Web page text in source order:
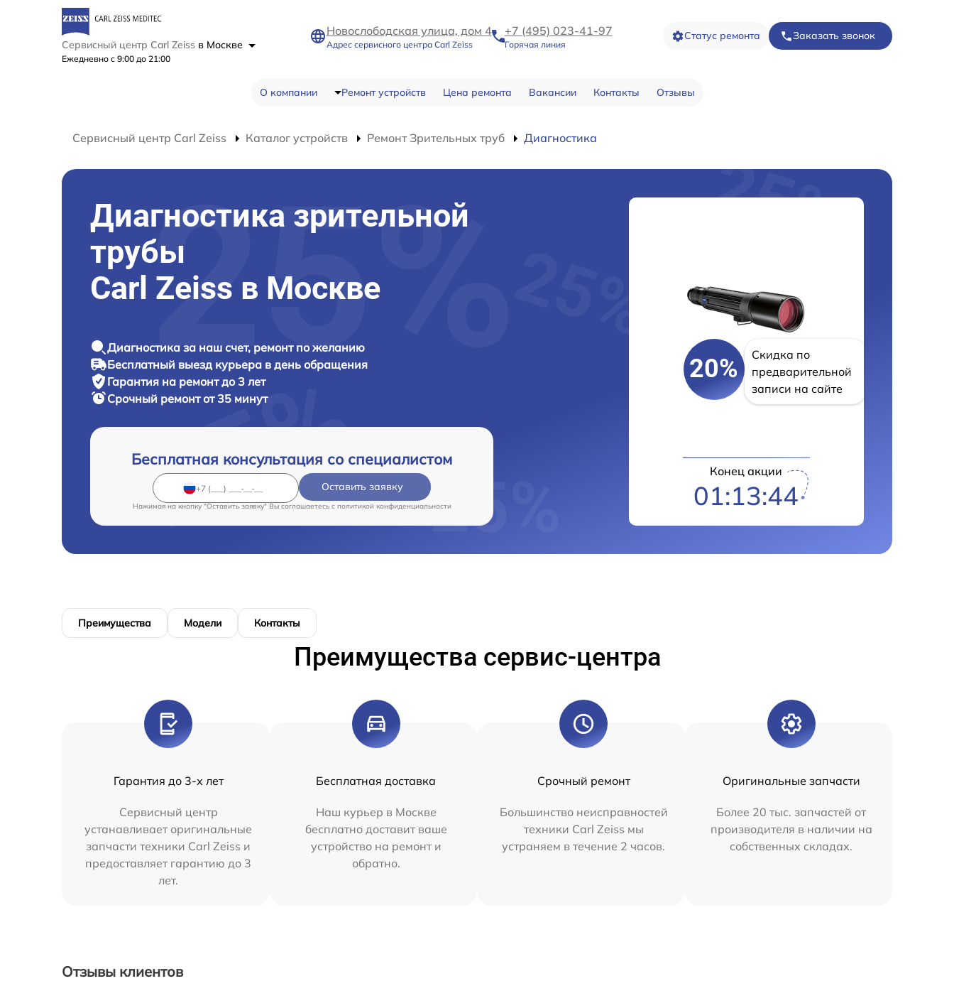
Сервисный центр Carl Zeiss в Москве
Ежедневно с 9:00 до 21:00
Новослободская улица, дом 4
Адрес сервисного центра Carl Zeiss
+7 (495) 023-41-97
Горячая линия
Статус ремонта Заказать звонок
О компании Ремонт устройств Цена ремонта Вакансии Контакты Отзывы
Сервисный центр Carl Zeiss Каталог устройств Ремонт Зрительных труб Диагностика
Диагностика зрительной
трубы
Carl Zeiss в Москве
Диагностика за наш счет, ремонт по желанию
Бесплатный выезд курьера в день обращения
Гарантия на ремонт до 3 лет
Срочный ремонт от 35 минут
Бесплатная консультация со специалистом
Оставить заявку
Нажимая на кнопку "Оставить заявку" Вы соглашаетесь c политикой конфиденциальности
20%
Скидка по
предварительной
записи на сайте
Конец акции
01:13:43
Преимущества Модели Контакты
Преимущества сервис-центра
Гарантия до 3-х лет
Сервисный центр
устанавливает оригинальные
запчасти техники Carl Zeiss и
предоставляет гарантию до 3
лет.
Бесплатная доставка
Наш курьер в Москве
бесплатно доставит ваше
устройство на ремонт и
обратно.
Срочный ремонт
Большинство неисправностей
техники Carl Zeiss мы
устраняем в течение 2 часов.
Оригинальные запчасти
Более 20 тыс. запчастей от
производителя в наличии на
собственных складах.
Отзывы клиентов